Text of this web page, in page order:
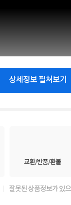
상세정보 펼쳐보기
교환/반품/환불
잘못된 상품정보가 있